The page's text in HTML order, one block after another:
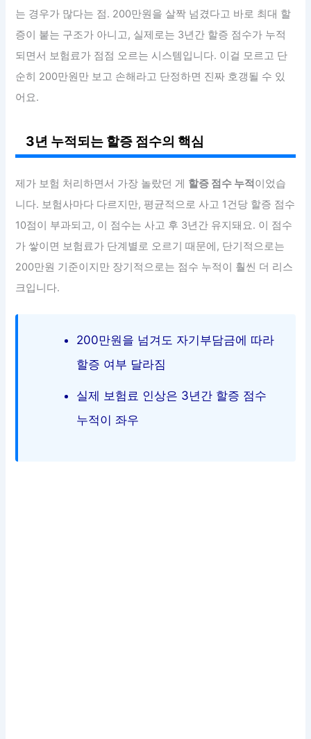
는 경우가 많다는 점. 200만원을 살짝 넘겼다고 바로 최대 할
증이 붙는 구조가 아니고, 실제로는 3년간 할증 점수가 누적
되면서 보험료가 점점 오르는 시스템입니다. 이걸 모르고 단
순히 200만원만 보고 손해라고 단정하면 진짜 호갱될 수 있
어요.
3년 누적되는 할증 점수의 핵심
제가 보험 처리하면서 가장 놀랐던 게 할증 점수 누적 이었습
니다. 보험사마다 다르지만, 평균적으로 사고 1건당 할증 점수
10점이 부과되고, 이 점수는 사고 후 3년간 유지돼요. 이 점수
가 쌓이면 보험료가 단계별로 오르기 때문에, 단기적으로는
200만원 기준이지만 장기적으로는 점수 누적이 훨씬 더 리스
크입니다.
200만원을 넘겨도 자기부담금에 따라
할증 여부 달라짐
실제 보험료 인상은 3년간 할증 점수
누적이 좌우